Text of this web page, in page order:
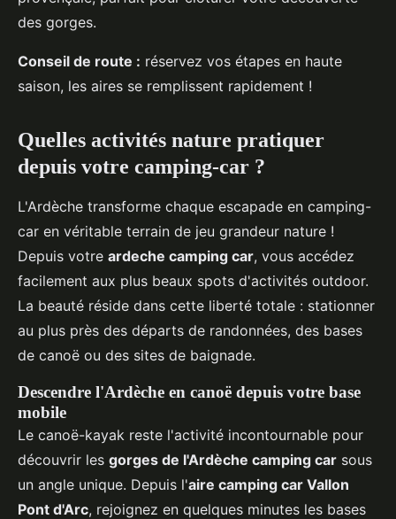
des gorges.
Conseil de route : réservez vos étapes en haute
saison, les aires se remplissent rapidement !
Quelles activités nature pratiquer
depuis votre camping-car ?
L'Ardèche transforme chaque escapade en camping-
car en véritable terrain de jeu grandeur nature !
Depuis votre ardeche camping car, vous accédez
facilement aux plus beaux spots d'activités outdoor.
La beauté réside dans cette liberté totale : stationner
au plus près des départs de randonnées, des bases
de canoë ou des sites de baignade.
Descendre l'Ardèche en canoë depuis votre base
mobile
Le canoë-kayak reste l'activité incontournable pour
découvrir les gorges de l'Ardèche camping car sous
un angle unique. Depuis l'aire camping car Vallon
Pont d'Arc, rejoignez en quelques minutes les bases